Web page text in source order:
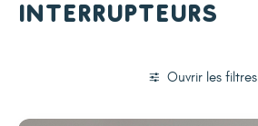
Interrupteurs
Ouvrir les filtres